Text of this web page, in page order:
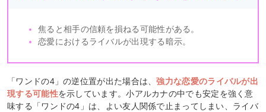
焦ると相手の信頼を損ねる可能性がある。
恋愛におけるライバルが出現する暗示。
「ワンドの4」の逆位置が出た場合は、強力な恋愛のライバルが出
現する可能性を示しています。小アルカナの中でも安定を強く意
味する「ワンドの4」は、よい友人関係で止まってしまい、ライバ